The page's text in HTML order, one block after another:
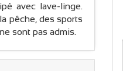
avec lave-linge.
pêche, des sports
sont pas admis.